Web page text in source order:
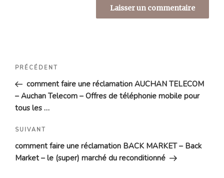
Navigation
l’article
Article
précédent
PRÉCÉDENT
comment faire une réclamation AUCHAN TELECOM
– Auchan Telecom – Offres de téléphonie mobile pour
tous les …
Article
suivant
SUIVANT
comment faire une réclamation BACK MARKET – Back
Market – le (super) marché du reconditionné